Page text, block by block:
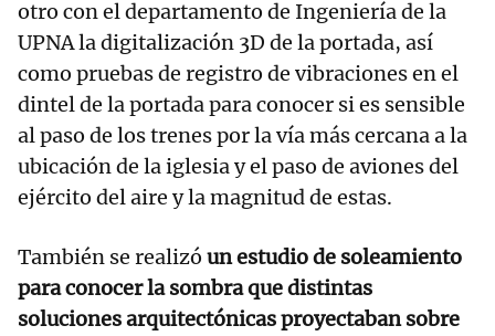
otro con el departamento de Ingeniería de la
UPNA la digitalización 3D de la portada, así
como pruebas de registro de vibraciones en el
dintel de la portada para conocer si es sensible
al paso de los trenes por la vía más cercana a la
ubicación de la iglesia y el paso de aviones del
ejército del aire y la magnitud de estas.
También se realizó un estudio de soleamiento
para conocer la sombra que distintas
soluciones arquitectónicas proyectaban sobre